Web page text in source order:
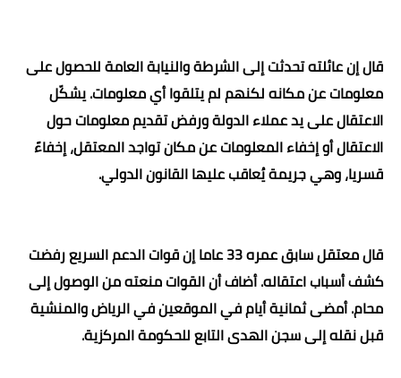
قال إن عائلته تحدثت إلى الشرطة والنيابة العامة للحصول على
معلومات عن مكانه لكنهم لم يتلقوا أي معلومات. يشكّل
الاعتقال على يد عملاء الدولة ورفض تقديم معلومات حول
الاعتقال أو إخفاء المعلومات عن مكان تواجد المعتقل، إخفاءً
قسريا، وهي جريمة يُعاقب عليها القانون الدولي.
قال معتقل سابق عمره 33 عاما إن قوات الدعم السريع رفضت
كشف أسباب اعتقاله. أضاف أن القوات منعته من الوصول إلى
محام. أمضى ثمانية أيام في الموقعين في الرياض والمنشية
قبل نقله إلى سجن الهدى التابع للحكومة المركزية.